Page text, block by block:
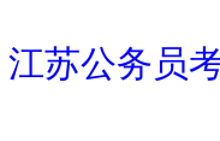
江苏公务员